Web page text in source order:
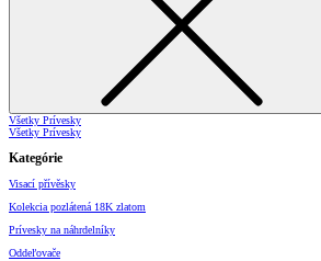
Všetky Prívesky
Všetky Prívesky
Kategórie
Visací přívěsky
Kolekcia pozlátená 18K zlatom
Prívesky na náhrdelníky
Oddeľovače